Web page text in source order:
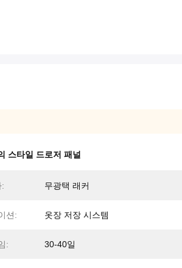
스타일 드로저 패널
무광택 래커
션: 옷장 저장 시스템
: 30-40일